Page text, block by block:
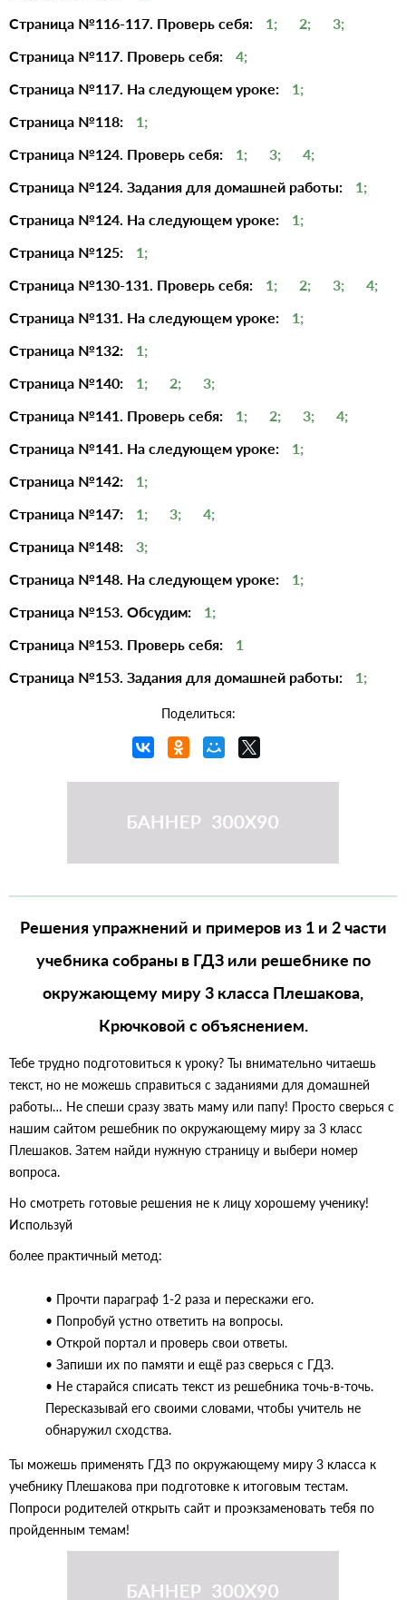
Страница №116-117. Проверь себя:
1; 2;
3;
Страница №117. Проверь себя:
4;
Страница №117. На следующем уроке:
1;
Страница №118:
1;
Страница №124. Проверь себя:
1; 3;
4;
Страница №124. Задания для домашней работы:
1;
Страница №124. На следующем уроке:
1;
Страница №125:
1;
Страница №130-131. Проверь себя:
1; 2; 3;
4;
Страница №131. На следующем уроке:
1;
Страница №132:
1;
Страница №140:
1; 2;
3;
Страница №141. Проверь себя:
1; 2; 3;
4;
Страница №141. На следующем уроке:
1;
Страница №142:
1;
Страница №147:
1; 3;
4;
Страница №148:
3;
Страница №148. На следующем уроке:
1;
Страница №153. Обсудим:
1;
Страница №153. Проверь себя:
1
Страница №153. Задания для домашней работы:
1;
Поделиться:
Решения упражнений и примеров из 1 и 2 части
учебника собраны в ГДЗ или решебнике по
окружающему миру 3 класса Плешакова,
Крючковой с объяснением.
Тебе трудно подготовиться к уроку? Ты внимательно читаешь
текст, но не можешь справиться с заданиями для домашней
работы… Не спеши сразу звать маму или папу! Просто сверься с
нашим сайтом решебник по окружающему миру за 3 класс
Плешаков. Затем найди нужную страницу и выбери номер
вопроса.
Но смотреть готовые решения не к лицу хорошему ученику!
Используй
более практичный метод:
• Прочти параграф 1-2 раза и перескажи его.
• Попробуй устно ответить на вопросы.
• Открой портал и проверь свои ответы.
• Запиши их по памяти и ещё раз сверься с ГДЗ.
• Не старайся списать текст из решебника точь-в-точь.
Пересказывай его своими словами, чтобы учитель не
обнаружил сходства.
Ты можешь применять ГДЗ по окружающему миру 3 класса к
учебнику Плешакова при подготовке к итоговым тестам.
Попроси родителей открыть сайт и проэкзаменовать тебя по
пройденным темам!